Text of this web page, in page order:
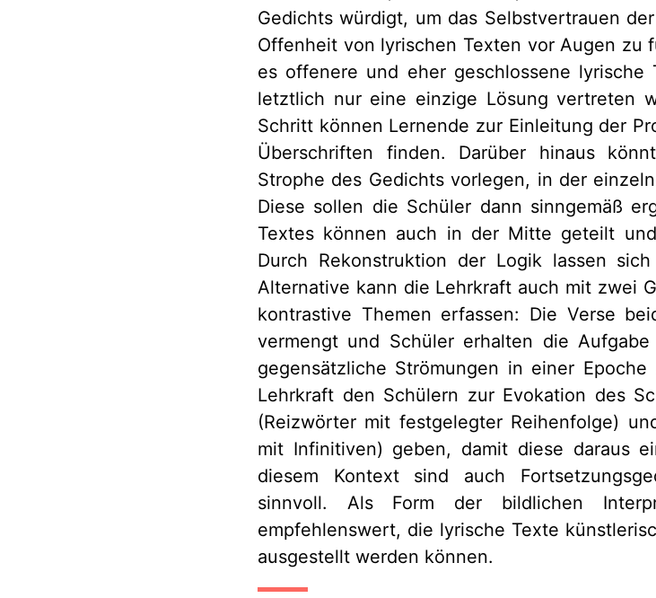
Gedichts würdigt, um das Selbstvertrauen
Offenheit von lyrischen Texten vor Augen zu
es offenere und eher geschlossene
letztlich nur eine einzige Lösung vertreten
Schritt können Lernende zur Einleitung der
Überschriften finden. Darüber hinaus
Strophe des Gedichts vorlegen, in der
Diese sollen die Schüler dann sinngemäß
Textes können auch in der Mitte geteilt
Durch Rekonstruktion der Logik lassen
Alternative kann die Lehrkraft auch mit zwei
kontrastive Themen erfassen: Die Verse
vermengt und Schüler erhalten die
gegensätzliche Strömungen in einer
Lehrkraft den Schülern zur Evokation des
(Reizwörter mit festgelegter Reihenfolge)
mit Infinitiven) geben, damit diese daraus
diesem Kontext sind auch
sinnvoll. Als Form der bildlichen
empfehlenswert, die lyrische Texte
ausgestellt werden können.